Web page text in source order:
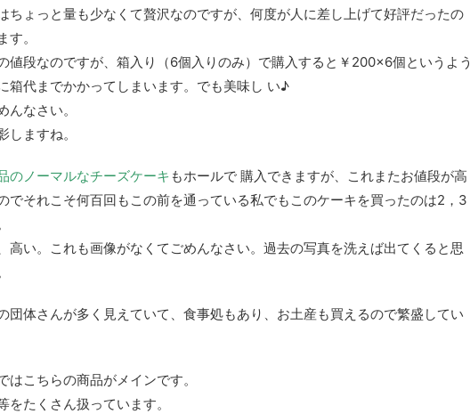
ちょっと量も少なくて贅沢なのですが、何度が人に差し上げて好評だったの
す。
値段なのですが、箱入り（6個入りのみ）で購入すると￥200×6個というよう
箱代までかかってしまいます。でも美味し い♪
んなさい。
しますね。
のノーマルなチーズケーキ もホールで 購入できますが、これまたお値段が高
でそれこそ何百回もこの前を通っている私でもこのケーキを買ったのは2，3
高い。これも画像がなくてごめんなさい。過去の写真を洗えば出てくると思
団体さんが多く見えていて、食事処もあり、お土産も買えるので繁盛してい
はこちらの商品がメインです。
をたくさん扱っています。